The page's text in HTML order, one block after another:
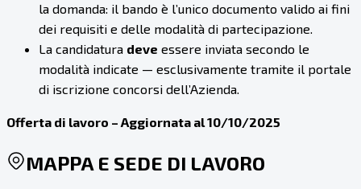
la domanda: il bando è l’unico documento valido ai fini
dei requisiti e delle modalità di partecipazione.
La candidatura deve essere inviata secondo le
modalità indicate — esclusivamente tramite il portale
di iscrizione concorsi dell’Azienda.
Offerta di lavoro – Aggiornata al 10/10/2025
MAPPA E SEDE DI LAVORO